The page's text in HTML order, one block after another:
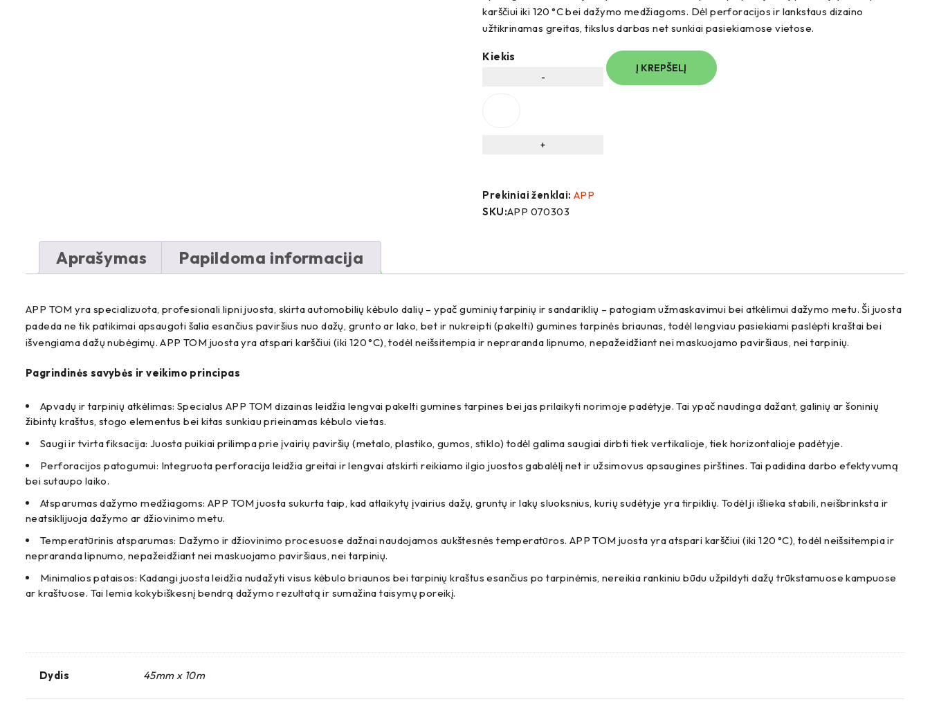
karščiui iki 120 °C bei dažymo medžiagoms. Dėl perforacijos ir lankstaus dizaino
užtikrinamas greitas, tikslus darbas net sunkiai pasiekiamose vietose.
Kiekis
Į KREPŠELĮ
Prekiniai ženklai: APP
SKU:APP 070303
Aprašymas Papildoma informacija
APP TOM yra specializuota, profesionali lipni juosta, skirta automobilių kėbulo dalių – ypač guminių tarpinių ir sandariklių – patogiam užmaskavimui bei atkėlimui dažymo metu. Ši juosta
padeda ne tik patikimai apsaugoti šalia esančius paviršius nuo dažų, grunto ar lako, bet ir nukreipti (pakelti) gumines tarpinės briaunas, todėl lengviau pasiekiami paslėpti kraštai bei
išvengiama dažų nubėgimų. APP TOM juosta yra atspari karščiui (iki 120 °C), todėl neišsitempia ir nepraranda lipnumo, nepažeidžiant nei maskuojamo paviršiaus, nei tarpinių.
Pagrindinės savybės ir veikimo principas
Apvadų ir tarpinių atkėlimas: Specialus APP TOM dizainas leidžia lengvai pakelti gumines tarpines bei jas prilaikyti norimoje padėtyje. Tai ypač naudinga dažant, galinių ar šoninių
žibintų kraštus, stogo elementus bei kitas sunkiau prieinamas kėbulo vietas.
Saugi ir tvirta fiksacija: Juosta puikiai prilimpa prie įvairių paviršių (metalo, plastiko, gumos, stiklo) todėl galima saugiai dirbti tiek vertikalioje, tiek horizontalioje padėtyje.
Perforacijos patogumui: Integruota perforacija leidžia greitai ir lengvai atskirti reikiamo ilgio juostos gabalėlį net ir užsimovus apsaugines pirštines. Tai padidina darbo efektyvumą
bei sutaupo laiko.
Atsparumas dažymo medžiagoms: APP TOM juosta sukurta taip, kad atlaikytų įvairius dažų, gruntų ir lakų sluoksnius, kurių sudėtyje yra tirpiklių. Todėl ji išlieka stabili, neišbrinksta ir
neatsiklijuoja dažymo ar džiovinimo metu.
Temperatūrinis atsparumas: Dažymo ir džiovinimo procesuose dažnai naudojamos aukštesnės temperatūros. APP TOM juosta yra atspari karščiui (iki 120 °C), todėl neišsitempia ir
nepraranda lipnumo, nepažeidžiant nei maskuojamo paviršiaus, nei tarpinių.
Minimalios pataisos: Kadangi juosta leidžia nudažyti visus kėbulo briaunos bei tarpinių kraštus esančius po tarpinėmis, nereikia rankiniu būdu užpildyti dažų trūkstamuose kampuose
ar kraštuose. Tai lemia kokybiškesnį bendrą dažymo rezultatą ir sumažina taisymų poreikį.
Dydis 45mm x 10m